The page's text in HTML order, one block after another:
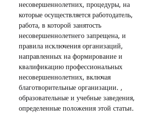
несовершеннолетних, процедуры, на
которые осуществляется работодатель,
работа, в которой занятость
несовершеннолетнего запрещена, и
правила исключения организаций,
направленных на формирование и
квалификацию профессиональных
несовершеннолетних, включая
благотворительные организации. ,
образовательные и учебные заведения,
определенные положения этой статьи.